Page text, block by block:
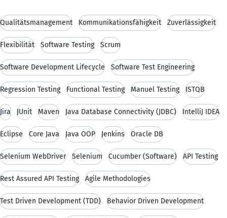
Qualitätsmanagement Kommunikationsfähigkeit Zuverlässigkeit
Flexibilität Software Testing Scrum
Software Development Lifecycle Software Test Engineering
Regression Testing Functional Testing Manuel Testing ISTQB
Jira JUnit Maven Java Database Connectivity (JDBC) IntelliJ IDEA
Eclipse Core Java Java OOP Jenkins Oracle DB
Selenium WebDriver Selenium Cucumber (Software) API Testing
Rest Assured API Testing Agile Methodologies
Test Driven Development (TDD) Behavior Driven Development